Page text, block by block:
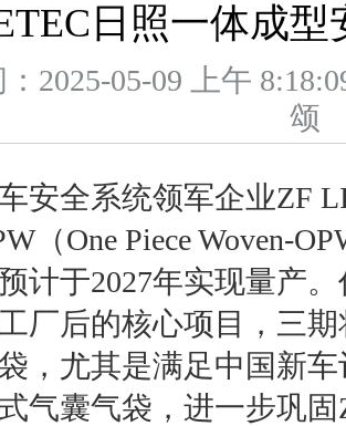
日照一体成
：2025-05-09 上午
安全系统领军企业ZF
（One Piece Woven-
计于2027年实现量产
厂后的核心项目，三
，尤其是满足中国新
气囊气袋，进一步巩